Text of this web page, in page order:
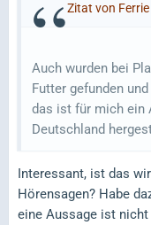
Zitat von Ferrie
Auch wurden bei
Futter gefunden
das ist für mich ein
Deutschland
Interessant, ist das
Hörensagen? Habe
eine Aussage ist